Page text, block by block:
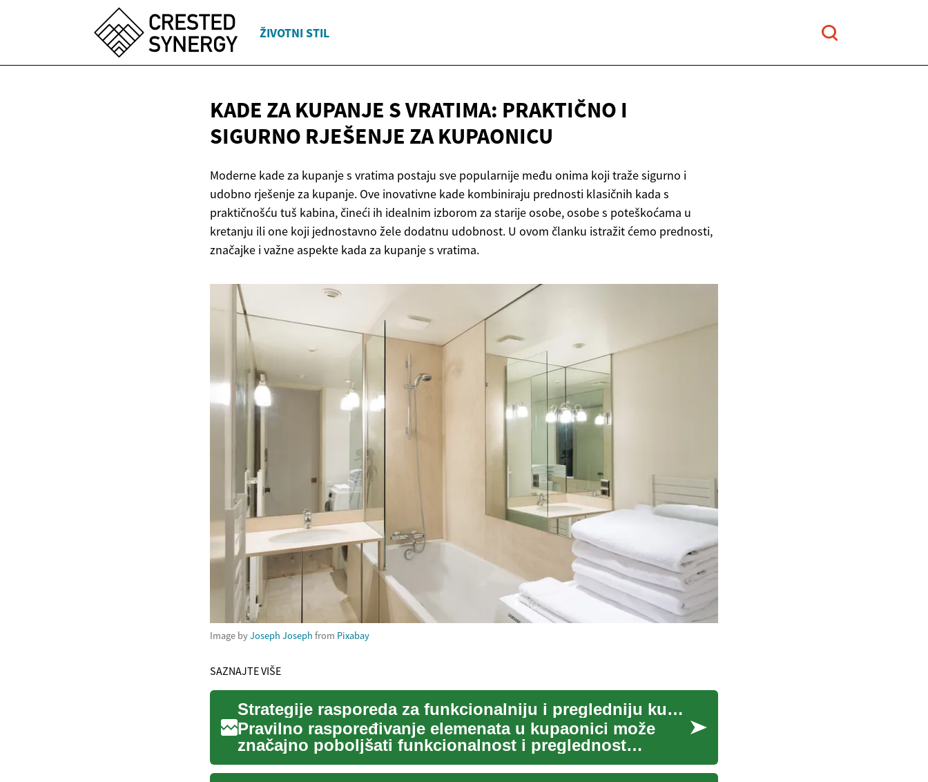
ŽIVOTNI STIL
KADE ZA KUPANJE S VRATIMA: PRAKTIČNO I
SIGURNO RJEŠENJE ZA KUPAONICU
Moderne kade za kupanje s vratima postaju sve popularnije među onima koji traže sigurno i
udobno rješenje za kupanje. Ove inovativne kade kombiniraju prednosti klasičnih kada s
praktičnošću tuš kabina, čineći ih idealnim izborom za starije osobe, osobe s poteškoćama u
kretanju ili one koji jednostavno žele dodatnu udobnost. U ovom članku istražit ćemo prednosti,
značajke i važne aspekte kada za kupanje s vratima.
Image byJoseph Joseph from Pixabay
SAZNAJTE VIŠE
Strategije rasporeda za funkcionalniju i pregledniju kupaonicu
Pravilno raspoređivanje elemenata u kupaonici može
značajno poboljšati funkcionalnost i preglednost
prostora bez veli...